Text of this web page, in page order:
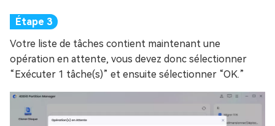
Votre liste de tâches contient maintenant une
opération en attente, vous devez donc sélectionner
“Exécuter 1 tâche(s)” et ensuite sélectionner “OK.”